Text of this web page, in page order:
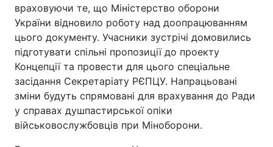
Тема оформлення
враховуючи те, що Міністерство оборони
України відновило роботу над доопрацюванням
цього документу. Учасники зустрічі домовились
підготувати спільні пропозиції до проекту
Концепції та провести для цього спеціальне
засідання Секретаріату РЄПЦУ. Напрацьовані
зміни будуть спрямовані для врахування до Ради
у справах душпастирської опіки
військовослужбовців при Міноборони.